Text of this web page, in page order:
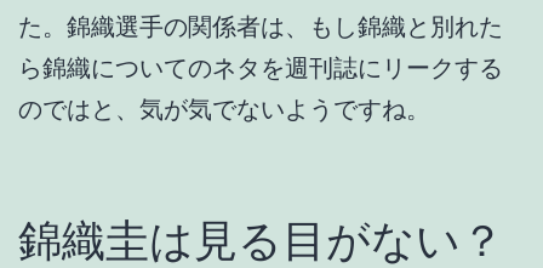
た。錦織選手の関係者は、もし錦織と別れた
ら錦織についてのネタを週刊誌にリークする
のではと、気が気でないようですね。
錦織圭は見る目がない？